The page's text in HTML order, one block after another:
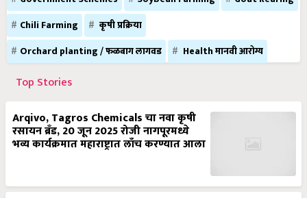
Chili Farming
कृषी प्रक्रिया
Orchard planting / फळबाग लागवड
Health मानवी आरोग्य
Top Stories
Arqivo, Tagros Chemicals चा नवा कृषी
रसायन ब्रँड, 20 जून 2025 रोजी नागपूरमध्ये
भव्य कार्यक्रमात महाराष्ट्रात लाँच करण्यात आला